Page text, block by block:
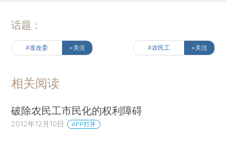
话题：
#发改委 +关注 #农民工 +关注
相关阅读
破除农民工市民化的权利障碍
2012年12月10日 APP打开